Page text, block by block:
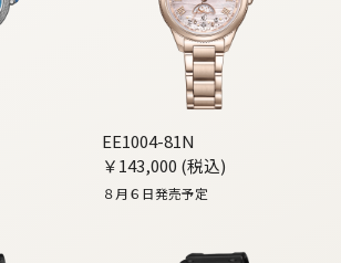
EE1004-81N
￥143,000 (税込)
８月６日発売予定